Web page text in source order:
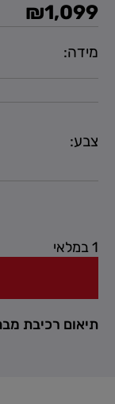
₪1,099
מידה:
צבע:
1 במלאי
תיאום רכיבת